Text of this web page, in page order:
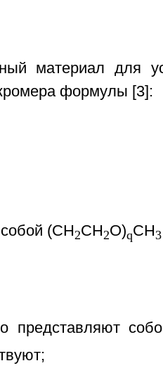
материал для
формулы [3]:
собой (СН2СН2O)qСН3
представляют